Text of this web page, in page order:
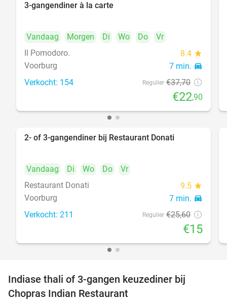
3-gangendiner à la carte
Vandaag Morgen Di Wo Do
Vr
Il Pomodoro.
8.4 star
Voorburg 7 min. directions_car
Verkocht: 154 Regulier €37,70
€22,90
2- of 3-gangendiner bij Restaurant Donati
Vandaag Di Wo Do
Vr
Restaurant Donati
9.5 star
Voorburg 7 min. directions_car
Verkocht: 211 Regulier €25,60
€15
Indiase thali of 3-gangen keuzediner bij
Chopras Indian Restaurant